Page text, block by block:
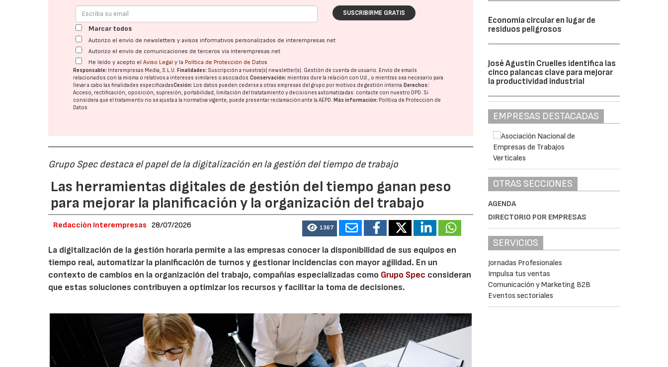
SUSCRIBIRME GRATIS
Marcar todos
Autorizo el envío de newsletters y avisos informativos personalizados de interempresas.net
Autorizo el envío de comunicaciones de terceros vía interempresas.net
He leído y acepto elAviso Legal y la Política de Protección de Datos
Responsable: Interempresas Media, S.L.U.Finalidades: Suscripción a nuestra(s) newsletter(s). Gestión de cuenta de usuario. Envío de emails
relacionados con la misma o relativos a intereses similares o asociados.Conservación: mientras dure la relación con Ud., o mientras sea necesario para
llevar a cabo las finalidades especificadasCesión: Los datos pueden cederse a otras empresas del grupo por motivos de gestión interna.Derechos:
Acceso, rectificación, oposición, supresión, portabilidad, limitación del tratatamiento y decisiones automatizadas: contacte con nuestro DPD. Si
considera que el tratamiento no se ajusta a la normativa vigente, puede presentar reclamación ante laAEPD.Más información: Política de Protección de
Datos
Grupo Spec destaca el papel de la digitalización en la gestión del tiempo de trabajo
Las herramientas digitales de gestión del tiempo ganan peso
para mejorar la planificación y la organización del trabajo
Redacción Interempresas 28/07/2026 1367
La digitalización de la gestión horaria permite a las empresas conocer la disponibilidad de sus equipos en
tiempo real, automatizar la planificación de turnos y gestionar incidencias con mayor agilidad. En un
contexto de cambios en la organización del trabajo, compañías especializadas como Grupo Spec consideran
que estas soluciones contribuyen a optimizar los recursos y facilitar la toma de decisiones.
Economía circular en lugar de
residuos peligrosos
José Agustín Cruelles identifica las
cinco palancas clave para mejorar
la productividad industrial
EMPRESAS DESTACADAS
OTRAS SECCIONES
AGENDA
DIRECTORIO POR EMPRESAS
SERVICIOS
Jornadas Profesionales
Impulsa tus ventas
Comunicación y Marketing B2B
Eventos sectoriales